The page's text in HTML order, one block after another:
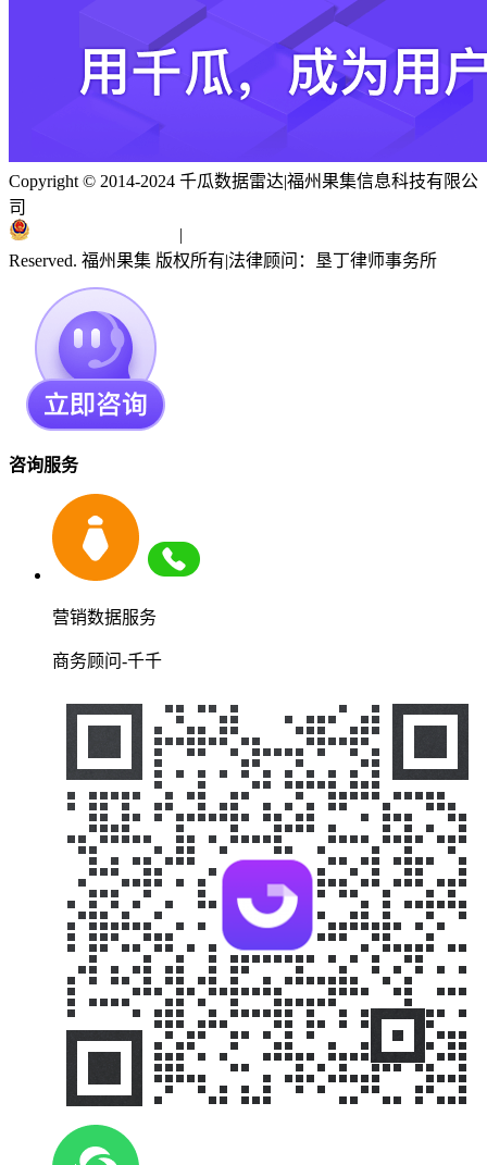
Copyright © 2014-2024 千瓜数据雷达|福州果集信息科技有限公
司
|
Reserved. 福州果集 版权所有|法律顾问：垦丁律师事务所
咨询服务
营销数据服务
商务顾问-千千